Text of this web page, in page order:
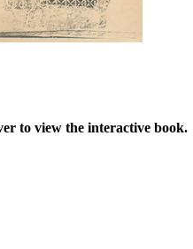
to view the interactive book.